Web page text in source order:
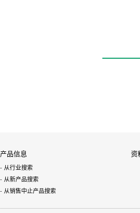
产品信息
从行业搜索
从新产品搜索
从销售中止产品搜索
资